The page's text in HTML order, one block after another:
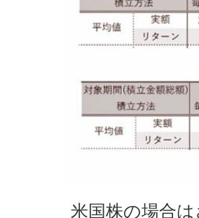
米国株の場合は